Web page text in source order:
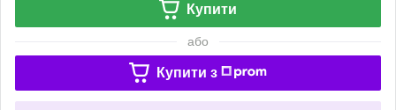
Купити
або
Купити з